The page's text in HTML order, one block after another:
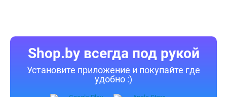
Shop.by всегда под рукой
Установите приложение и покупайте где
удобно :)